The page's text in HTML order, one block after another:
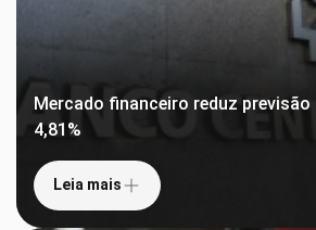
Mercado financeiro reduz
4,81%
Leia mais